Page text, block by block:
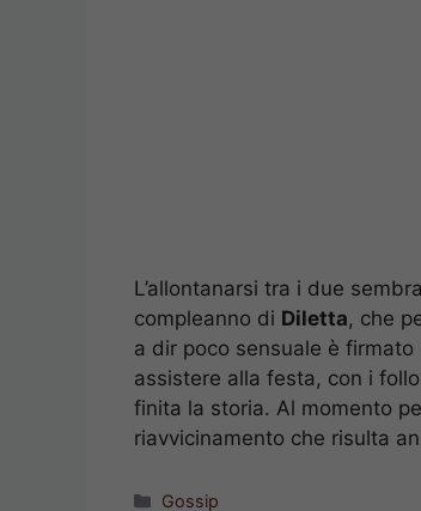
L’allontanarsi tra i due
compleanno di Diletta, che
a dir poco sensuale è
assistere alla festa, con i
finita la storia. Al momento
riavvicinamento che risulta
Categorie
Gossip